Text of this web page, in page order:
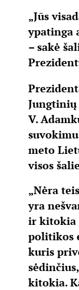
„Jūs
ypatinga
– sakė
Jungtinių
V.
meto
visos
„Nėra
yra
ir kitokia
politikos
kuris
kitokia.